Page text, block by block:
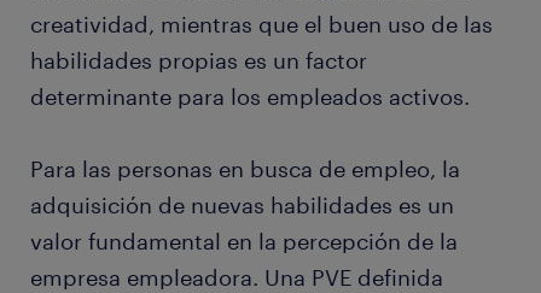
creatividad, mientras que el buen uso de las
habilidades propias es un factor
determinante para los empleados activos.
Para las personas en busca de empleo, la
adquisición de nuevas habilidades es un
valor fundamental en la percepción de la
empresa empleadora. Una PVE definida